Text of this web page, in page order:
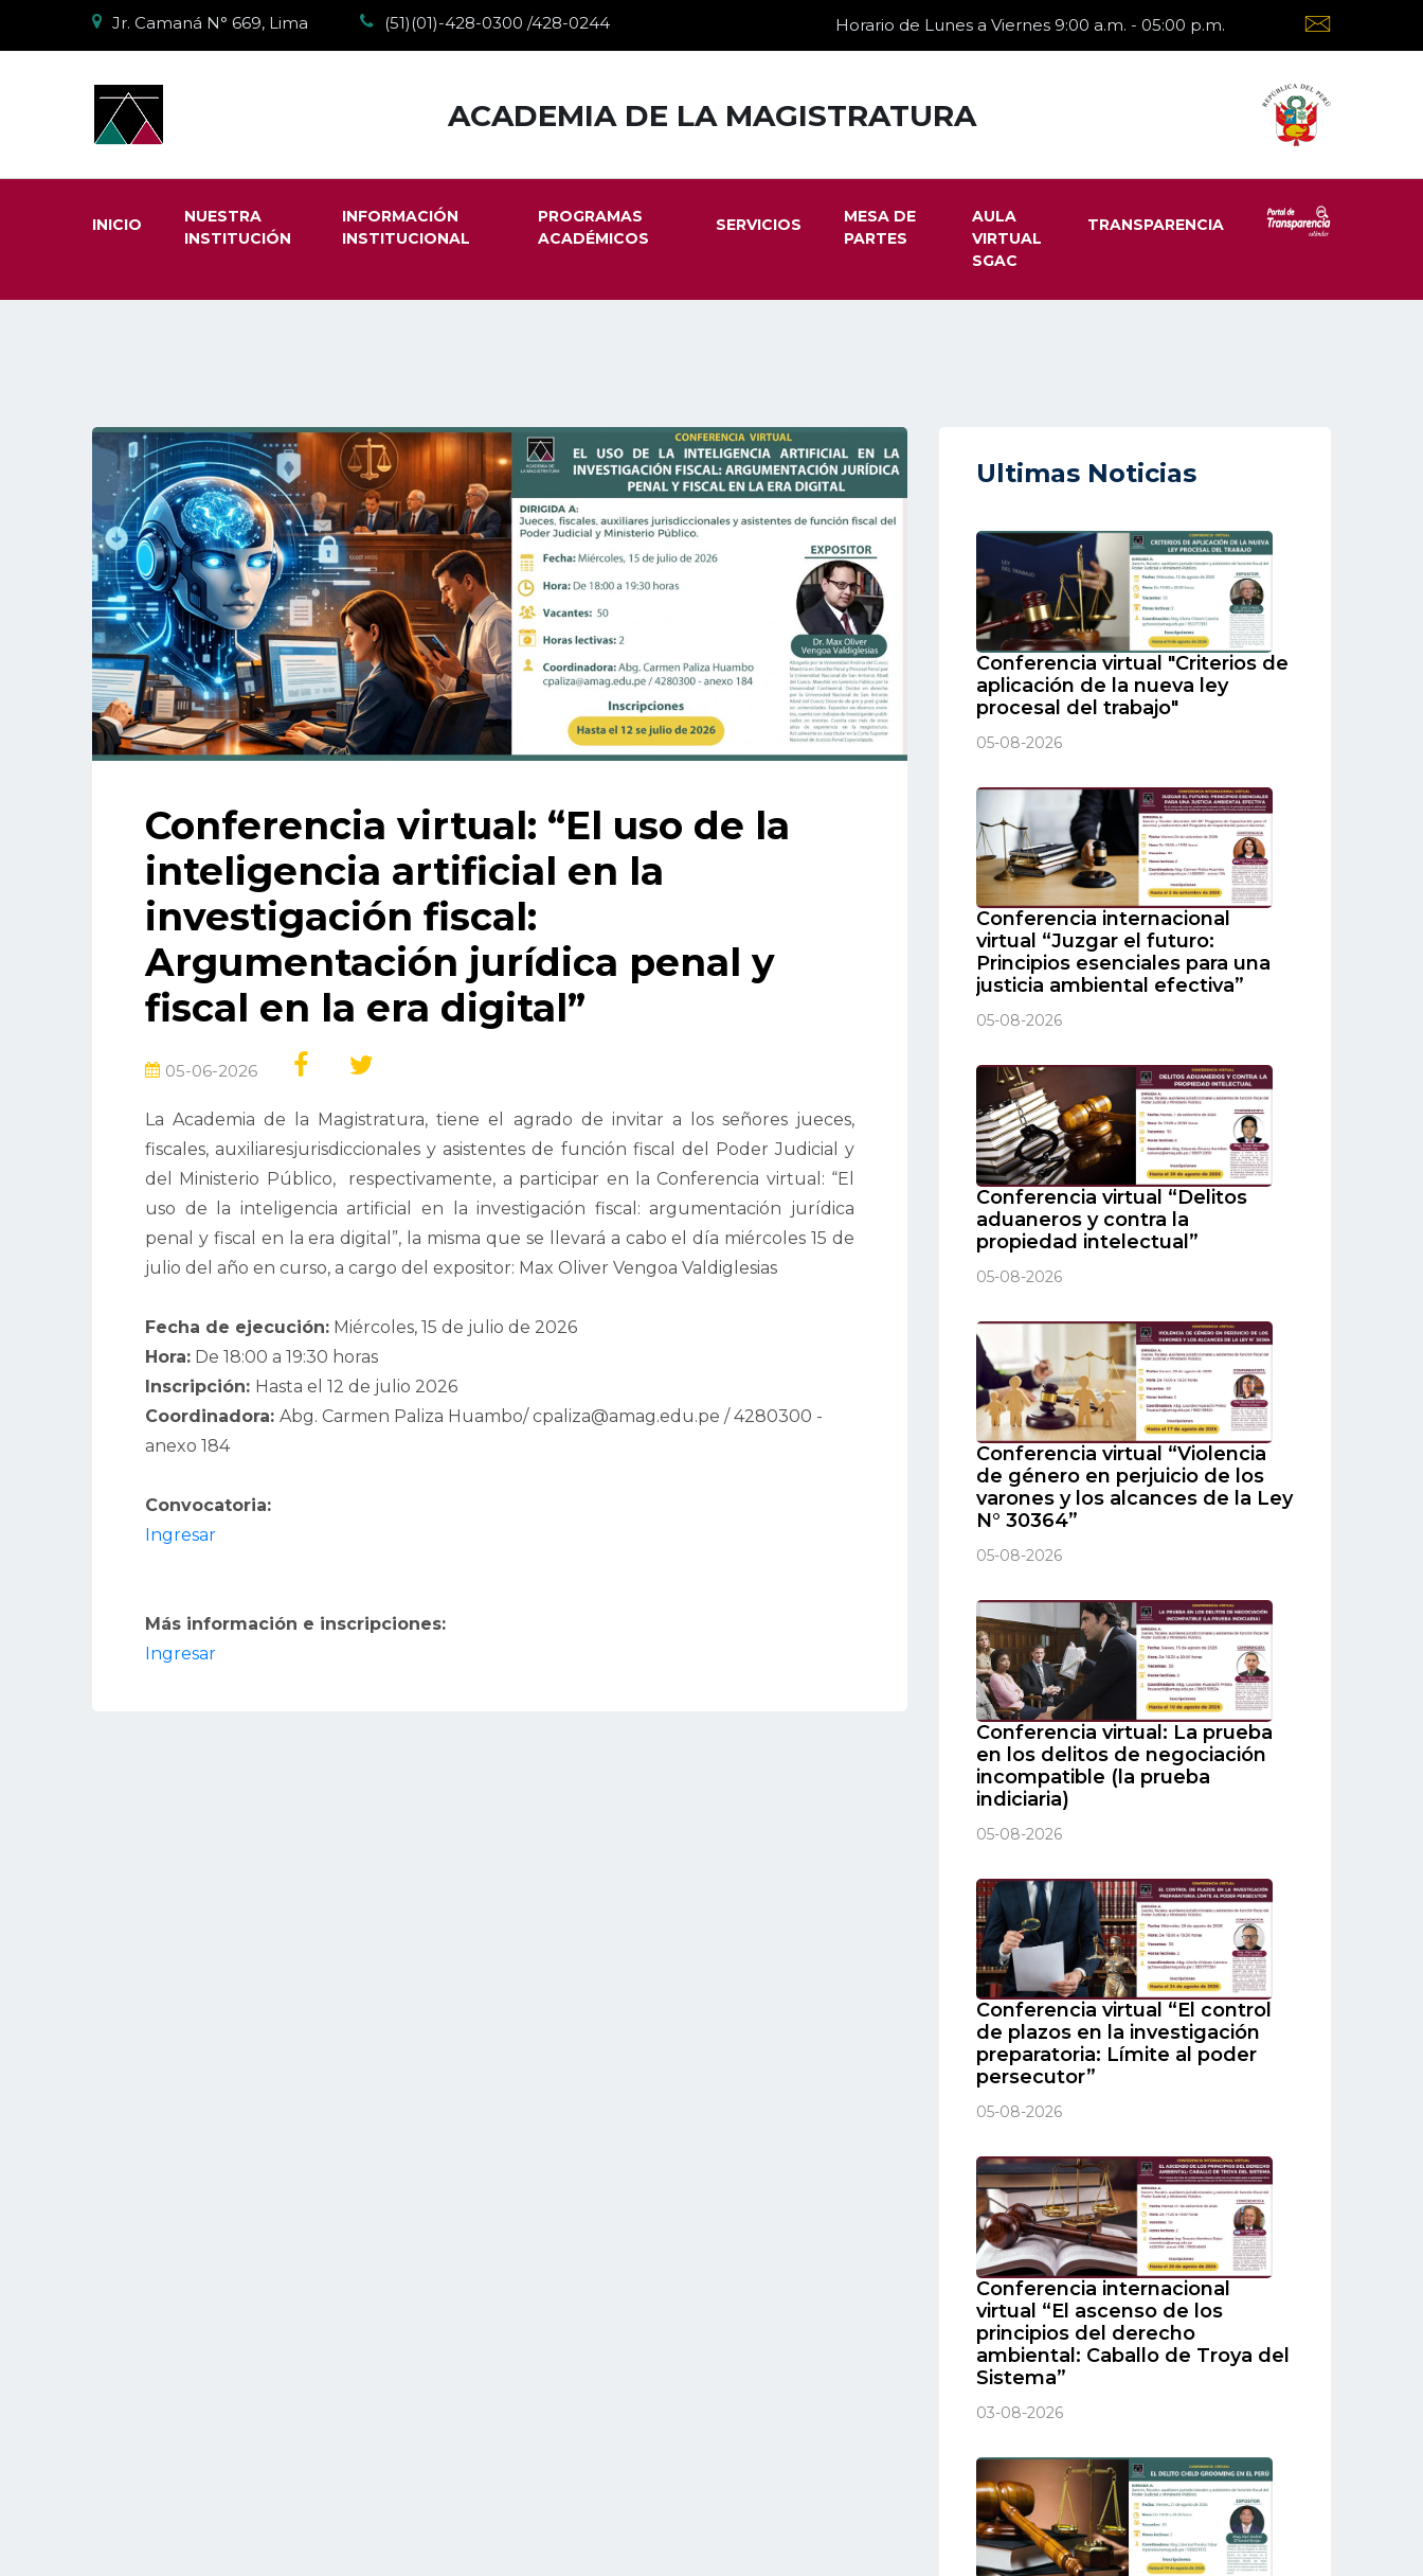
Jr. Camaná N° 669, Lima (51)(01)-428-0300 /428-0244 Horario de Lunes a Viernes 9:00 a.m. - 05:00 p.m.
ACADEMIA DE LA MAGISTRATURA
INICIO
NUESTRA
INSTITUCIÓN
INFORMACIÓN
INSTITUCIONAL
PROGRAMAS
ACADÉMICOS
SERVICIOS
MESA DE
PARTES
AULA
VIRTUAL
SGAC
TRANSPARENCIA
Conferencia virtual: “El uso de la
inteligencia artificial en la
investigación fiscal:
Argumentación jurídica penal y
fiscal en la era digital”
05-06-2026
La Academia de la Magistratura, tiene el agrado de invitar a los señores jueces,
fiscales, auxiliaresjurisdiccionales y asistentes de función fiscal del Poder Judicial y
del Ministerio Público, respectivamente, a participar en la Conferencia virtual: “El
uso de la inteligencia artificial en la investigación fiscal: argumentación jurídica
penal y fiscal en la era digital”, la misma que se llevará a cabo el día miércoles 15 de
julio del año en curso, a cargo del expositor: Max Oliver Vengoa Valdiglesias
Fecha de ejecución: Miércoles, 15 de julio de 2026
Hora: De 18:00 a 19:30 horas
Inscripción: Hasta el 12 de julio 2026
Coordinadora: Abg. Carmen Paliza Huambo/ cpaliza@amag.edu.pe / 4280300 -
anexo 184
Convocatoria:
Ingresar
Más información e inscripciones:
Ingresar
Ultimas Noticias
Conferencia virtual "Criterios de
aplicación de la nueva ley
procesal del trabajo"
05-08-2026
Conferencia internacional
virtual “Juzgar el futuro:
Principios esenciales para una
justicia ambiental efectiva”
05-08-2026
Conferencia virtual “Delitos
aduaneros y contra la
propiedad intelectual”
05-08-2026
Conferencia virtual “Violencia
de género en perjuicio de los
varones y los alcances de la Ley
N° 30364”
05-08-2026
Conferencia virtual: La prueba
en los delitos de negociación
incompatible (la prueba
indiciaria)
05-08-2026
Conferencia virtual “El control
de plazos en la investigación
preparatoria: Límite al poder
persecutor”
05-08-2026
Conferencia internacional
virtual “El ascenso de los
principios del derecho
ambiental: Caballo de Troya del
Sistema”
03-08-2026